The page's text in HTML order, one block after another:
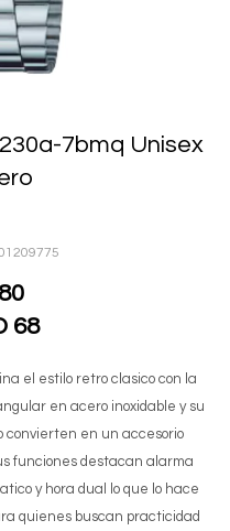
7bmq Unisex
80
68
el estilo retro clasico con la
en acero inoxidable y su
convierten en un accesorio
funciones destacan alarma
y hora dual lo que lo hace
quienes buscan practicidad